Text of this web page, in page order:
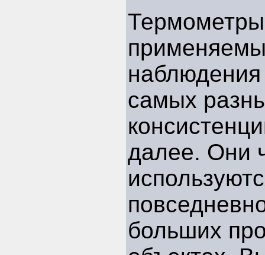
самых
далее. Они
больших